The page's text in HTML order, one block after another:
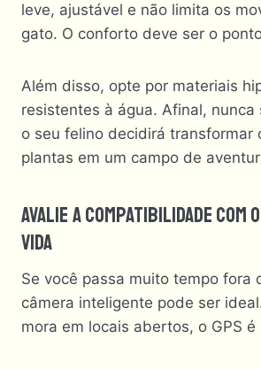
leve, ajustável e não limita os
gato. O conforto deve ser o
Além disso, opte por materiais
resistentes à água. Afinal, nunca
o seu felino decidirá transformar
plantas em um campo de
Avalie A Compatibilidade Com
Vida
Se você passa muito tempo fora
câmera inteligente pode ser
mora em locais abertos, o GPS